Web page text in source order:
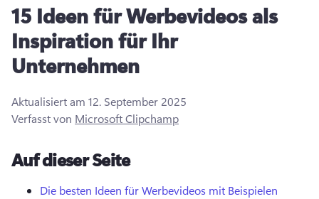
Anmelden
Kostenlos testen
15 Ideen für Werbevideos als
Inspiration für Ihr
Unternehmen
Aktualisiert am 12. September 2025
Verfasst von Microsoft Clipchamp
Auf dieser Seite
Die besten Ideen für Werbevideos mit Beispielen